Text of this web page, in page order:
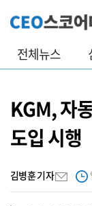
전체뉴스
KGM, 자
도입 시행
김병훈 기자